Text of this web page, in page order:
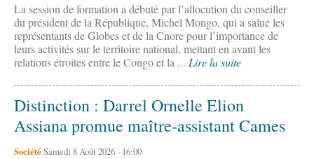
La session de formation a débuté par l’allocution du conseiller
du président de la République, Michel Mongo, qui a salué les
représentants de Globes et de la Cnore pour l’importance de
leurs activités sur le territoire national, mettant en avant les
relations étroites entre le Congo et la ... Lire la suite
Distinction : Darrel Ornelle Elion
Assiana promue maître-assistant Cames
SociétéSamedi 8 Août 2026 - 16:00